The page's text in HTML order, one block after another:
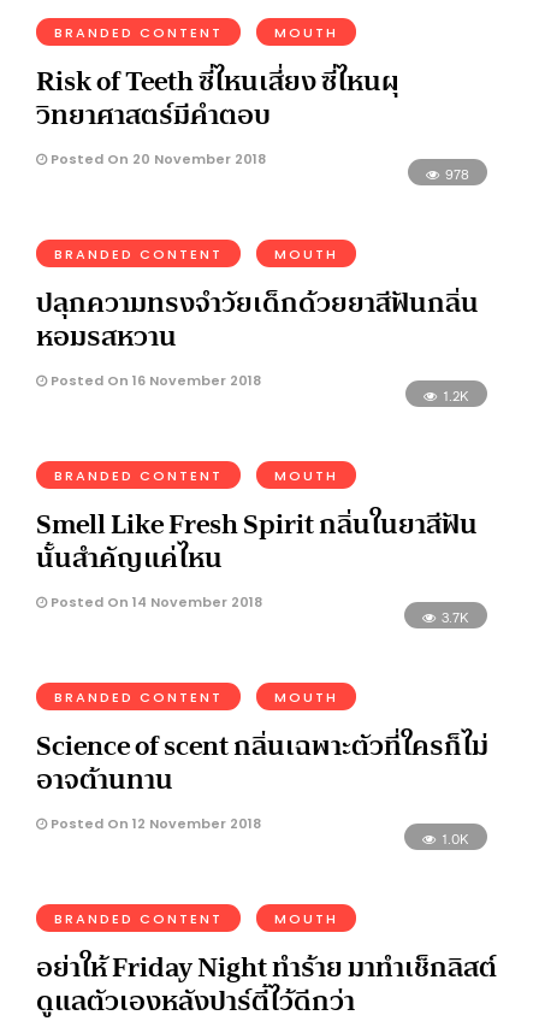
BRANDED CONTENT MOUTH
Risk of Teeth ซี่ไหนเสี่ยง ซี่ไหนผุ
วิทยาศาสตร์มีคำตอบ
Posted On 20 November 2018
978
BRANDED CONTENT MOUTH
ปลุกความทรงจำวัยเด็กด้วยยาสีฟันกลิ่น
หอมรสหวาน
Posted On 16 November 2018
1.2K
BRANDED CONTENT MOUTH
Smell Like Fresh Spirit กลิ่นในยาสีฟัน
นั้นสำคัญแค่ไหน
Posted On 14 November 2018
3.7K
BRANDED CONTENT MOUTH
Science of scent กลิ่นเฉพาะตัวที่ใครก็ไม่
อาจต้านทาน
Posted On 12 November 2018
1.0K
BRANDED CONTENT MOUTH
อย่าให้ Friday Night ทำร้าย มาทำเช็กลิสต์
ดูแลตัวเองหลังปาร์ตี้ไว้ดีกว่า